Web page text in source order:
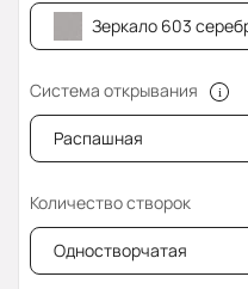
Зеркало 603
Система открывания
Распашная
Количество створок
Одностворчатая